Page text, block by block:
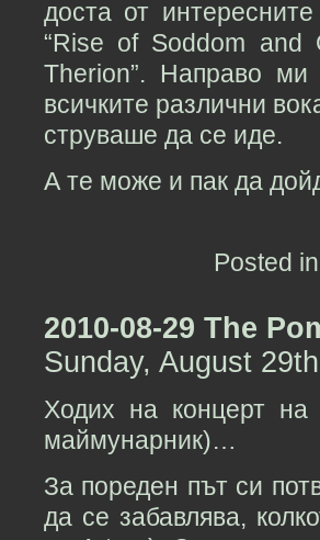
доста от
“Rise of Soddom and
Therion”. Направо
всичките различни
струваше да се иде.
А те може и пак да
Posted in
2010-08-29 The
Sunday, August
Ходих на концерт
маймунарник)…
За пореден път си
да се забавлява,